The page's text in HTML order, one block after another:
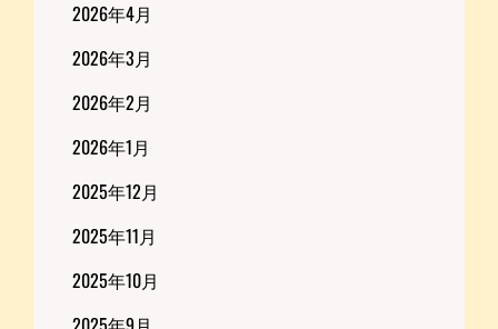
2026年4月
2026年3月
2026年2月
2026年1月
2025年12月
2025年11月
2025年10月